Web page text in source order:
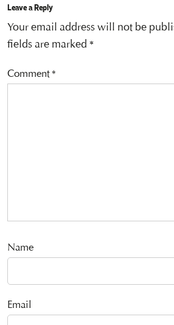
Leave a Reply
Your email address will not be
fields are marked *
Comment*
Name
Email